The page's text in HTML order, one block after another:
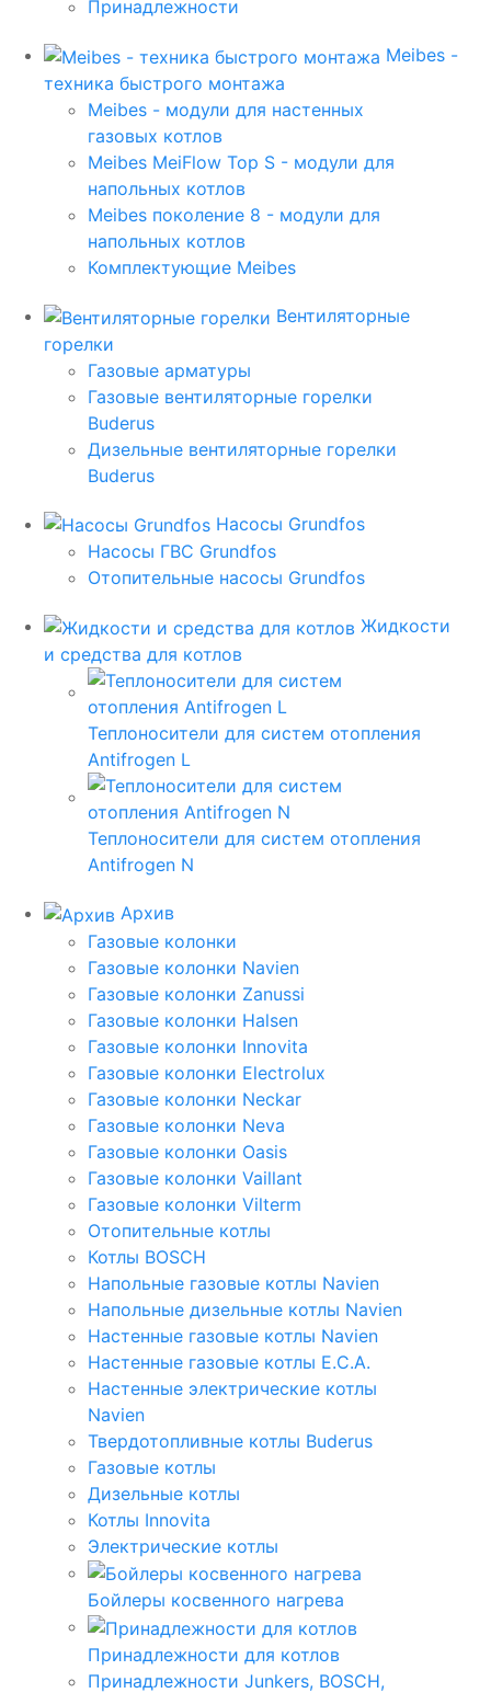
Принадлежности
Meibes -
техника быстрого монтажа
Meibes - модули для настенных
газовых котлов
Meibes MeiFlow Top S - модули для
напольных котлов
Meibes поколение 8 - модули для
напольных котлов
Комплектующие Meibes
Вентиляторные
горелки
Газовые арматуры
Газовые вентиляторные горелки
Buderus
Дизельные вентиляторные горелки
Buderus
Насосы Grundfos
Насосы ГВС Grundfos
Отопительные насосы Grundfos
Жидкости
и средства для котлов
Теплоносители для систем отопления
Antifrogen L
Теплоносители для систем отопления
Antifrogen N
Архив
Газовые колонки
Газовые колонки Navien
Газовые колонки Zanussi
Газовые колонки Halsen
Газовые колонки Innovita
Газовые колонки Electrolux
Газовые колонки Neckar
Газовые колонки Neva
Газовые колонки Oasis
Газовые колонки Vaillant
Газовые колонки Vilterm
Отопительные котлы
Котлы BOSCH
Напольные газовые котлы Navien
Напольные дизельные котлы Navien
Настенные газовые котлы Navien
Настенные газовые котлы E.C.A.
Настенные электрические котлы
Navien
Твердотопливные котлы Buderus
Газовые котлы
Дизельные котлы
Котлы Innovita
Электрические котлы
Бойлеры косвенного нагрева
Принадлежности для котлов
Принадлежности Junkers, BOSCH,